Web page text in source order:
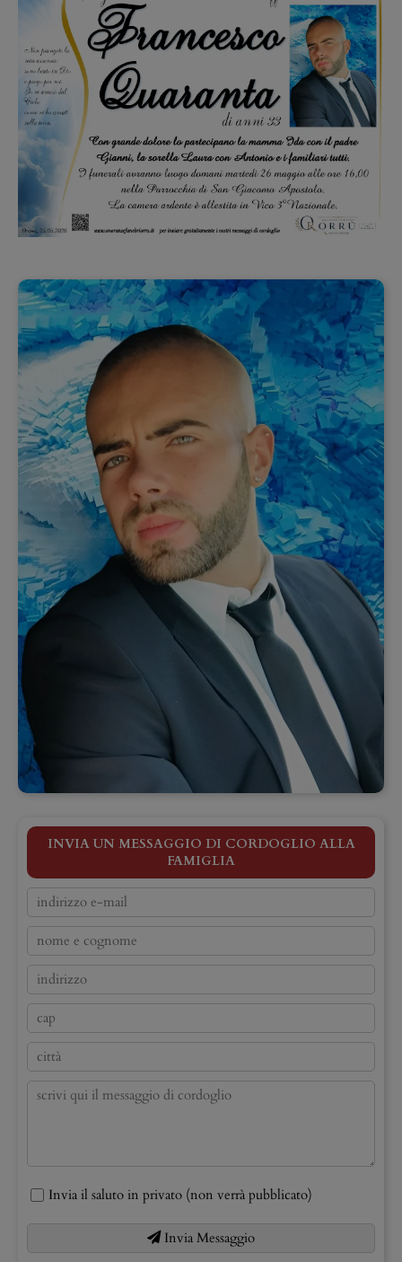
INVIA UN MESSAGGIO DI CORDOGLIO ALLA
FAMIGLIA
Invia il saluto in privato (non verrà pubblicato)
Invia Messaggio